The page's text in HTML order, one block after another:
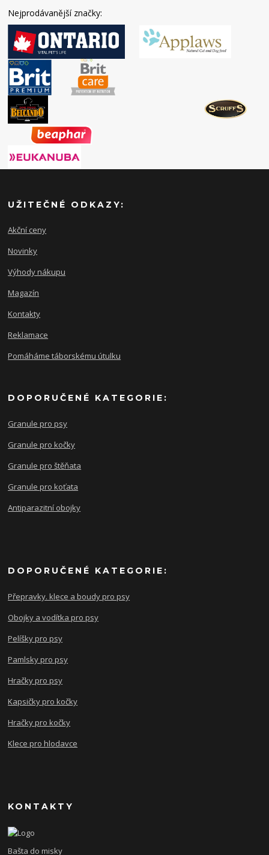
Nejprodávanější značky:
UŽITEČNÉ ODKAZY:
Akční ceny
Novinky
Výhody nákupu
Magazín
Kontakty
Reklamace
Pomáháme táborskému útulku
DOPORUČENÉ KATEGORIE:
Granule pro psy
Granule pro kočky
Granule pro štěňata
Granule pro koťata
Antiparazitní obojky
DOPORUČENÉ KATEGORIE:
Přepravky. klece a boudy pro psy
Obojky a vodítka pro psy
Pelíšky pro psy
Pamlsky pro psy
Hračky pro psy
Kapsičky pro kočky
Hračky pro kočky
Klece pro hlodavce
KONTAKTY
Bašta do misky